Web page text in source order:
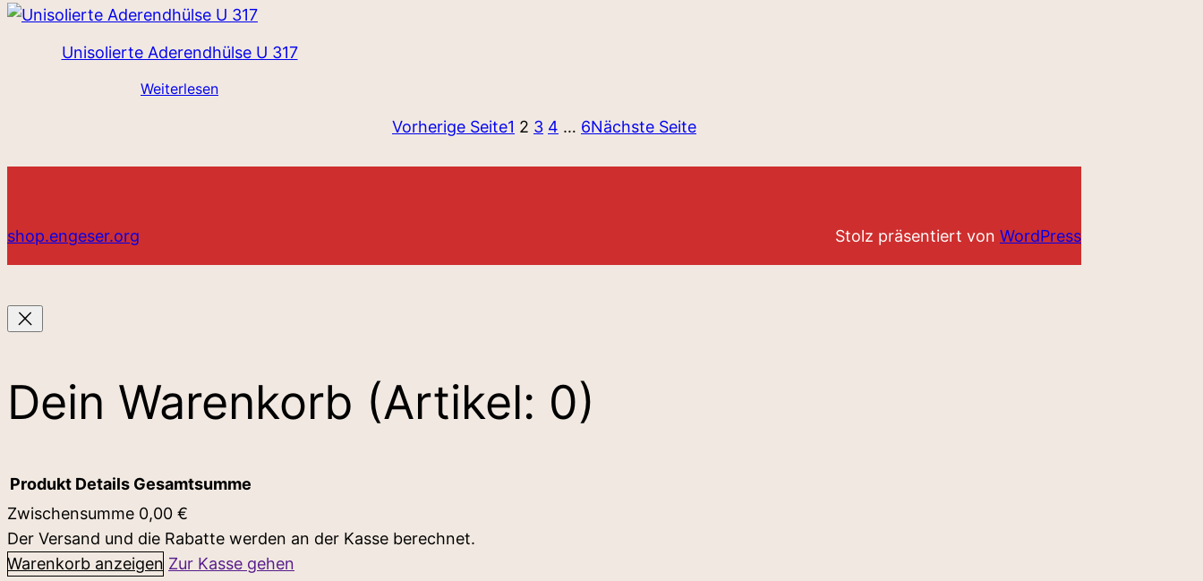
Unisolierte Aderendhülse U 317
Weiterlesen
Vorherige Seite1 2 3 4 … 6Nächste Seite
shop.engeser.org Stolz präsentiert von WordPress
Dein Warenkorb (Artikel: 0)
Produkte
Produkt Details Gesamtsumme
Zwischensumme 0,00 €
Der Versand und die Rabatte werden an der Kasse berechnet.
Warenkorb anzeigen Zur Kasse gehen